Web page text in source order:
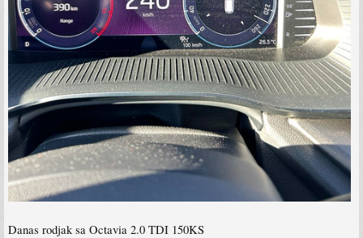
Danas rodjak sa Octavia 2.0 TDI 150KS